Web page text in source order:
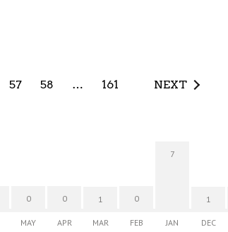
57 58 … 161 NEXT
0
MAY
0
APR
1
MAR
0
FEB
7
JAN
1
DEC